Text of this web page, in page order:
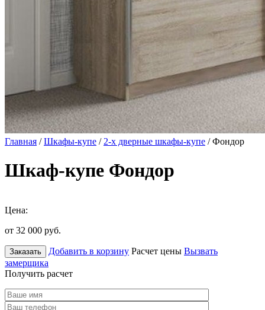
Главная /Шкафы-купе / 2-х дверные шкафы-купе / Фондор
Шкаф-купе Фондор
Цена:
от 32 000 руб.
Заказать Добавить в корзину Расчет цены Вызвать
замерщика
Получить расчет